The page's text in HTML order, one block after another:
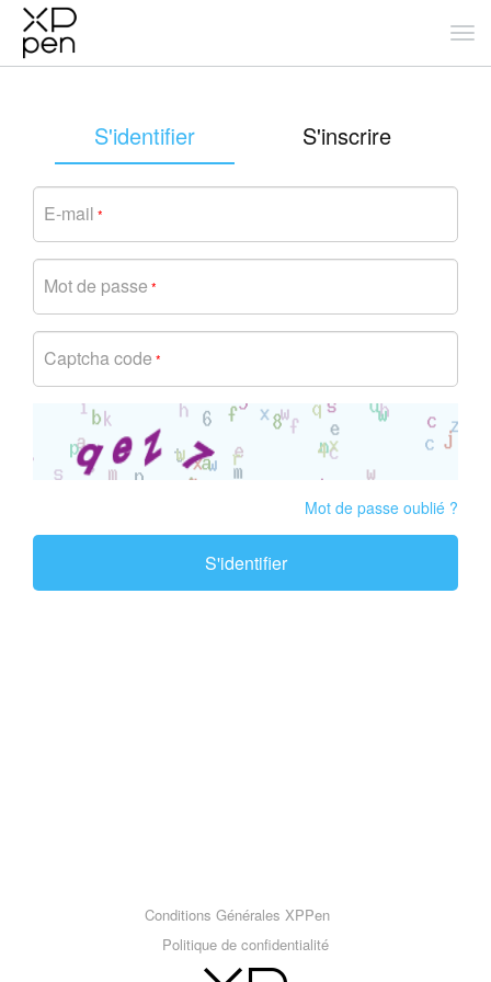
S'identifier S'inscrire
E-mail *
Mot de passe *
Captcha code *
Mot de passe oublié ?
S'identifier
Conditions Générales XPPen
Politique de confidentialité